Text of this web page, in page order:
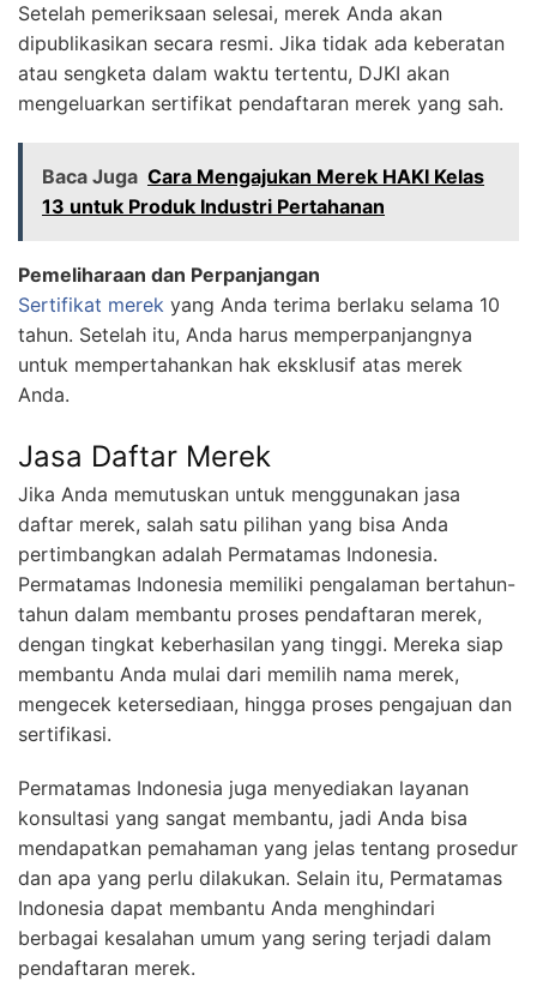
Setelah pemeriksaan selesai, merek Anda akan
dipublikasikan secara resmi. Jika tidak ada keberatan
atau sengketa dalam waktu tertentu, DJKI akan
mengeluarkan sertifikat pendaftaran merek yang sah.
Baca Juga Cara Mengajukan Merek HAKI Kelas
13 untuk Produk Industri Pertahanan
Pemeliharaan dan Perpanjangan
Sertifikat merek yang Anda terima berlaku selama 10
tahun. Setelah itu, Anda harus memperpanjangnya
untuk mempertahankan hak eksklusif atas merek
Anda.
Jasa Daftar Merek
Jika Anda memutuskan untuk menggunakan jasa
daftar merek, salah satu pilihan yang bisa Anda
pertimbangkan adalah Permatamas Indonesia.
Permatamas Indonesia memiliki pengalaman bertahun-
tahun dalam membantu proses pendaftaran merek,
dengan tingkat keberhasilan yang tinggi. Mereka siap
membantu Anda mulai dari memilih nama merek,
mengecek ketersediaan, hingga proses pengajuan dan
sertifikasi.
Permatamas Indonesia juga menyediakan layanan
konsultasi yang sangat membantu, jadi Anda bisa
mendapatkan pemahaman yang jelas tentang prosedur
dan apa yang perlu dilakukan. Selain itu, Permatamas
Indonesia dapat membantu Anda menghindari
berbagai kesalahan umum yang sering terjadi dalam
pendaftaran merek.